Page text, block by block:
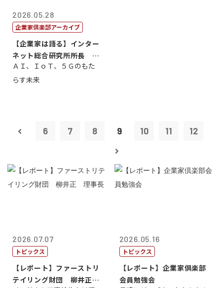
2026.05.28
企業家倶楽部アーカイブ
【企業家は語る】インター
ネット総合研究所所長 ブ
ロードバンド...
ＡＩ、ＩｏＴ、５Ｇのもた
らす未来
6 7 8 9 10 11 12
2026.07.07
トピックス
【レポート】ファーストリ
テイリング財団 柳井正
2026.05.16
トピックス
【レポート】企業家倶楽部
会員勉強会